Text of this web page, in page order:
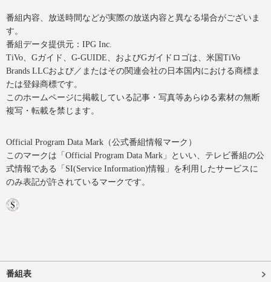
番組内容、放送時間などが実際の放送内容と異なる場合がございま
す。
番組データ提供元：IPG Inc.
TiVo、Gガイド、G-GUIDE、およびGガイドロゴは、米国TiVo
Brands LLCおよび／またはその関連会社の日本国内における商標ま
たは登録商標です。
このホームページに掲載している記事・写真等あらゆる素材の無断
複写・転載を禁じます。
Official Program Data Mark（公式番組情報マーク）
このマークは「Official Program Data Mark」といい、テレビ番組の公
式情報である「SI(Service Information)情報」を利用したサービスに
のみ表記が許されているマークです。
番組表